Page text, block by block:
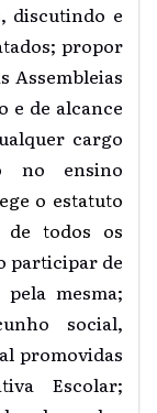
discutindo e
propor
Assembleias
e de alcance
cargo
no ensino
o estatuto
de todos os
participar de
mesma;
social,
promovidas
Escolar;